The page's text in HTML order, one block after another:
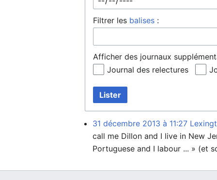
Filtrer les balises :
Afficher des journaux
Journal des relectures
Lister
31 décembre 2013 à 11:27
call me Dillon and I live in New
Portuguese and I labour ... » (et